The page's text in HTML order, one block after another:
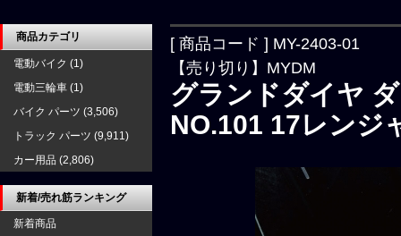
[ 商品コード ] MY-2403-01
【売り切り】MYDM
グランドダイヤ
NO.101 17レンジ
商品カテゴリ
電動バイク (1)
電動三輪車 (1)
バイク パーツ (3,506)
トラック パーツ (9,911)
カー用品 (2,806)
新着/売れ筋ランキング
新着商品